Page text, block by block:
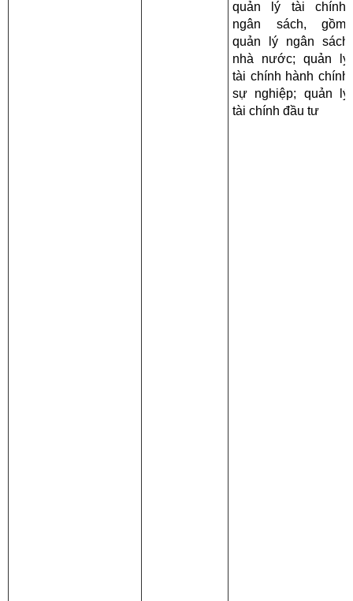
quản lý tài chính,
ngân sách, gồm:
quản lý ngân sách
nhà nước; quản lý
tài chính hành chính
sự nghiệp; quản lý
tài chính đầu tư